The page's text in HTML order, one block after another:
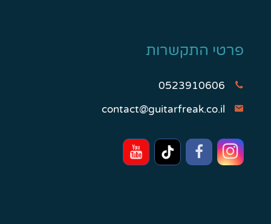
פרטי התקשרות
0523910606
contact@guitarfreak.co.il